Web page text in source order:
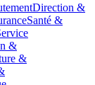
Direction &
Santé &
&
&